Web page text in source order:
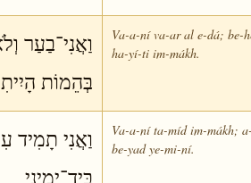
וַאֲנִי־בַעַר
בְּהֵמוֹת
Va-a-ní va-ar al e-dá; be-
ha-yí-ti im-mákh.
וַאֲנִי תָמִיד
בְּיַד־יְמִינִי
Va-a-ní ta-míd im-mákh;
be-yad ye-mi-ní.